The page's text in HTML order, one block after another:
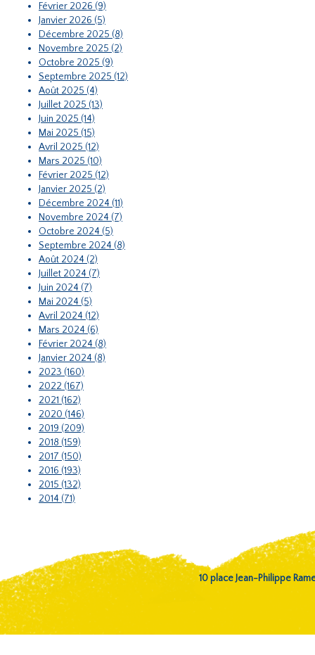
Février 2026 (9)
Janvier 2026 (5)
Décembre 2025 (8)
Novembre 2025 (2)
Octobre 2025 (9)
Septembre 2025 (12)
Août 2025 (4)
Juillet 2025 (13)
Juin 2025 (14)
Mai 2025 (15)
Avril 2025 (12)
Mars 2025 (10)
Février 2025 (12)
Janvier 2025 (2)
Décembre 2024 (11)
Novembre 2024 (7)
Octobre 2024 (5)
Septembre 2024 (8)
Août 2024 (2)
Juillet 2024 (7)
Juin 2024 (7)
Mai 2024 (5)
Avril 2024 (12)
Mars 2024 (6)
Février 2024 (8)
Janvier 2024 (8)
2023 (160)
2022 (167)
2021 (162)
2020 (146)
2019 (209)
2018 (159)
2017 (150)
2016 (193)
2015 (132)
2014 (71)
10 place Jean-Philippe